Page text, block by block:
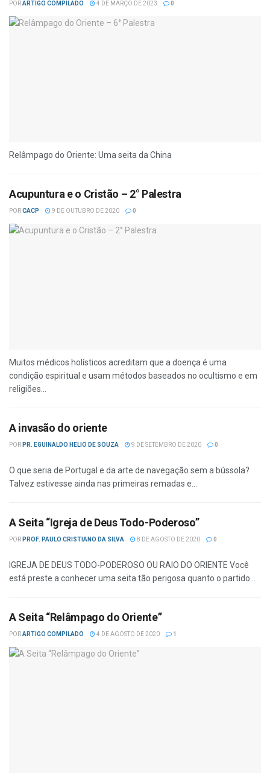
PORARTIGO COMPILADO 4 DE MARÇO DE 2023 0
Relâmpago do Oriente: Uma seita da China
Acupuntura e o Cristão – 2° Palestra
PORCACP 9 DE OUTUBRO DE 2020 0
Muitos médicos holísticos acreditam que a doença é uma
condição espiritual e usam métodos baseados no ocultismo e em
religiões...
A invasão do oriente
POR PR. EGUINALDO HELIO DE SOUZA 9 DE SETEMBRO DE 2020 0
O que seria de Portugal e da arte de navegação sem a bús­sola?
Talvez estivesse ainda nas primeiras remadas e...
A Seita “Igreja de Deus Todo-Poderoso”
POR PROF. PAULO CRISTIANO DA SILVA 8 DE AGOSTO DE 2020 0
IGREJA DE DEUS TODO-PODEROSO OU RAIO DO ORIENTE Você
está preste a conhecer uma seita tão perigosa quanto o partido...
A Seita “Relâmpago do Oriente”
PORARTIGO COMPILADO 4 DE AGOSTO DE 2020 1